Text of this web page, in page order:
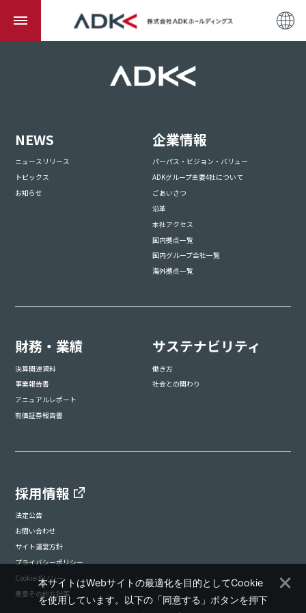
NEWS
ニュースリリース
トピックス
お知らせ
企業情報
パーパス・ビジョン・バリュー
ADKグループ主要4社について
ごあいさつ
沿革
本社アクセス
国内拠点一覧
国内グループ会社一覧
海外拠点一覧
財務・業績
決算関連資料
事業報告書
アニュアルレポート
有価証券報告書
サステナビリティ
働き方
社会との関わり
採用情報
法定公告
お問い合わせ
サイト運営方針
プライバシーポリシー
Cookieポリシー
憲章その他方針等
本サイトはWebサイトの最適化を目的としてCookie
を使用しています。以下の「同意する」ボタンを押下